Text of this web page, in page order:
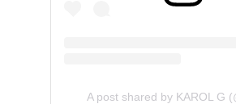
A post shared by KAROL G